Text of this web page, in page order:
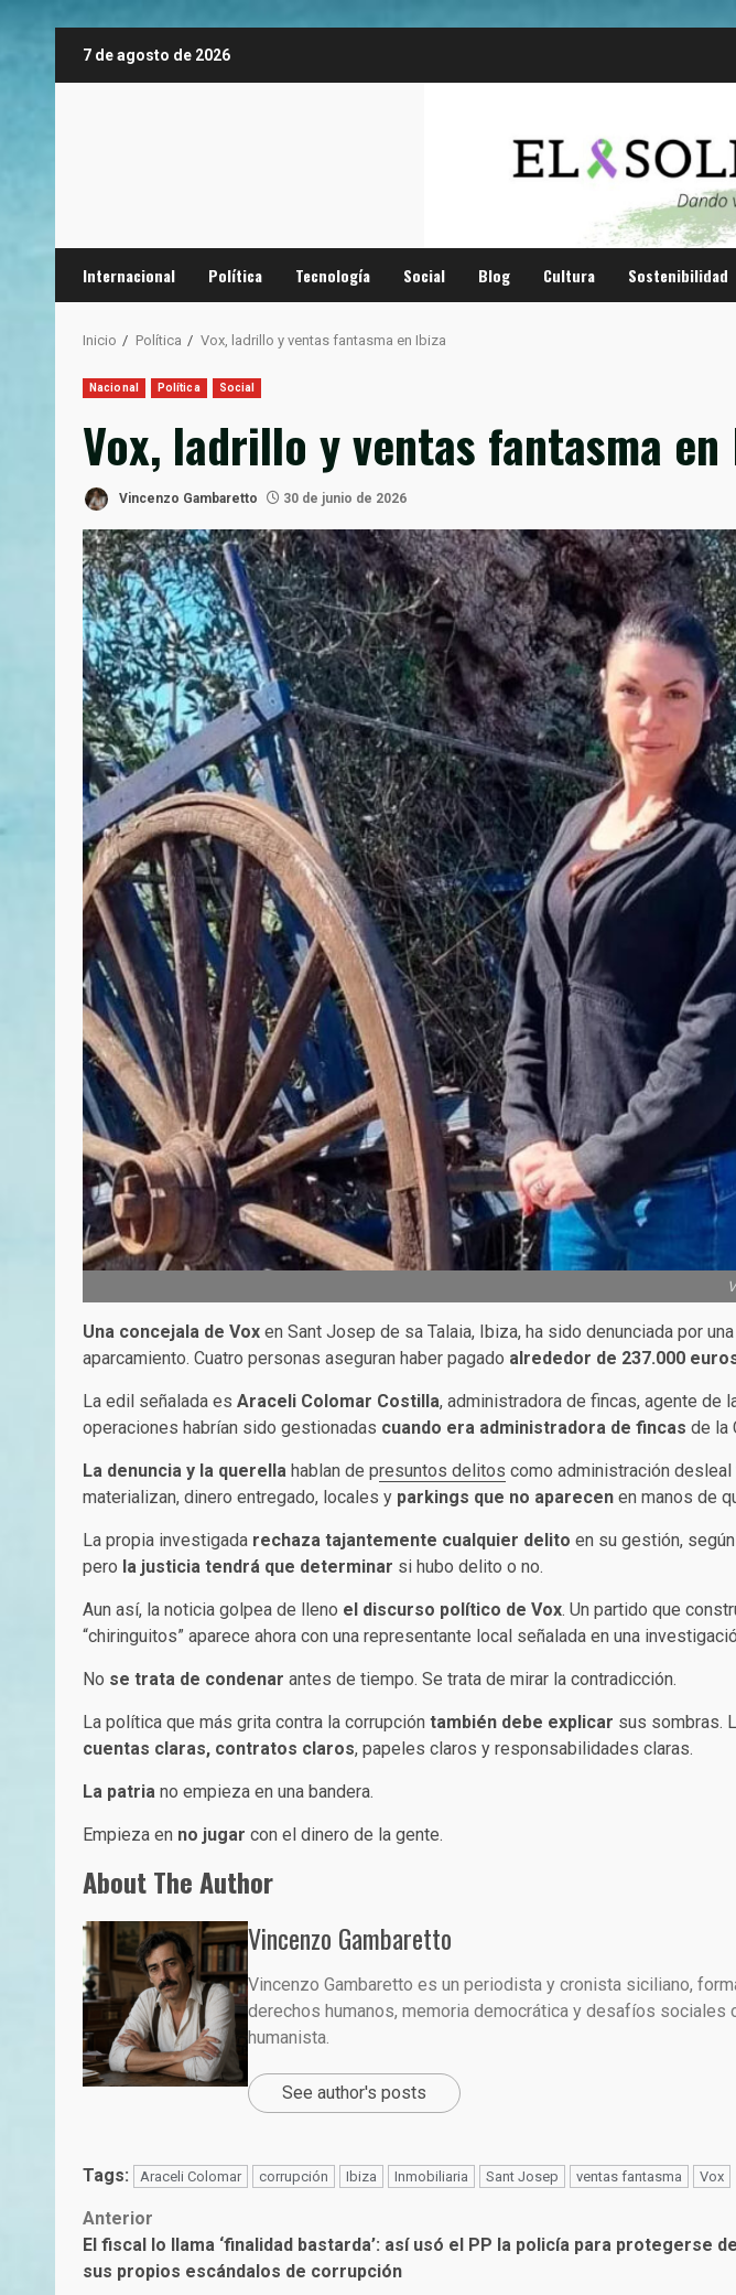
7 de agosto de 2026
Internacional Política Tecnología Social Blog Cultura Sostenibilidad
Inicio Política Vox, ladrillo y ventas fantasma en Ibiza
Nacional Política Social
Vox, ladrillo y ventas fantasma en
Vincenzo Gambaretto 30 de junio de 2026
Una concejala de Vox en Sant Josep de sa Talaia, Ibiza, ha sido denunciada por una
aparcamiento. Cuatro personas aseguran haber pagado alrededor de 237.000
La edil señalada es Araceli Colomar Costilla, administradora de fincas, agente de
operaciones habrían sido gestionadas cuando era administradora de fincas de la
La denuncia y la querella hablan de presuntos delitos como administración
materializan, dinero entregado, locales y parkings que no aparecen en manos de
La propia investigada rechaza tajantemente cualquier delito en su gestión,
pero la justicia tendrá que determinar si hubo delito o no.
Aun así, la noticia golpea de lleno el discurso político de Vox. Un partido que
“chiringuitos” aparece ahora con una representante local señalada en una
No se trata de condenar antes de tiempo. Se trata de mirar la contradicción.
La política que más grita contra la corrupción también debe explicar sus sombras.
cuentas claras, contratos claros, papeles claros y responsabilidades claras.
La patria no empieza en una bandera.
Empieza en no jugar con el dinero de la gente.
About The Author
Vincenzo Gambaretto
Vincenzo Gambaretto es un periodista y cronista siciliano,
derechos humanos, memoria democrática y desafíos sociales
humanista.
See author's posts
Tags: Araceli Colomar corrupción Ibiza Inmobiliaria Sant Josep ventas fantasma Vox
Post
navigation
Anterior
El fiscal lo llama ‘finalidad bastarda’: así usó el PP la policía para protegerse de
sus propios escándalos de corrupción